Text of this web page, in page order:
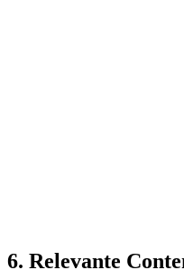
6. Relevante